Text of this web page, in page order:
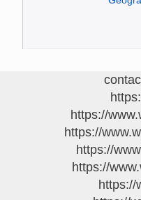
https://
https://
https://
https://
https://